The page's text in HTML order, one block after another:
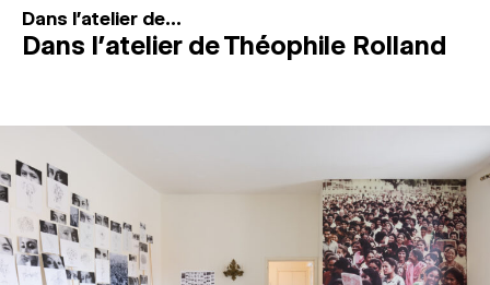
Dans l'atelier de...
Dans l’atelier de Théophile Rolland